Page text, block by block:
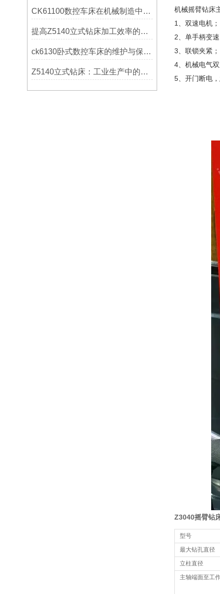
CK61100数控车床在机械制造中的实际表现
提高Z5140立式钻床加工效率的改进措施
ck6130卧式数控车床的维护与保养策略
Z5140立式钻床：工业生产中的得力助手
机械摇臂钻床
1、双速电机；
2、单手柄变
3、联锁夹紧；
4、机械电气
5、开门断电
Z3040摇臂钻
型号
最大钻孔直径
立柱直径
主轴端面至工